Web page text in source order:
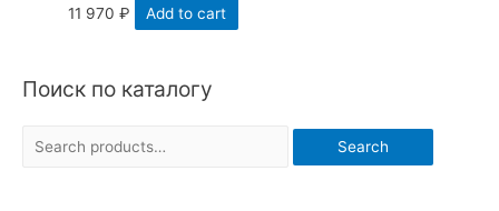
Поиск по каталогу
Search
11 970₽ Add to cart